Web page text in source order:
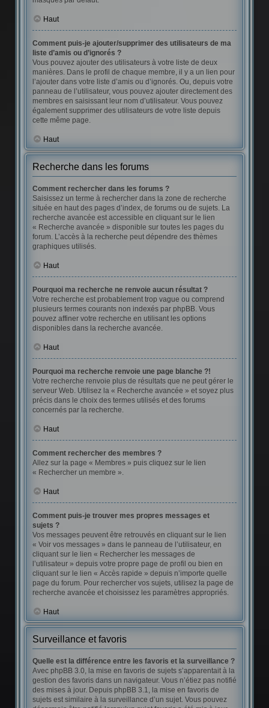
Haut
Comment puis-je ajouter/supprimer des utilisateurs de ma
liste d’amis ou d’ignorés ?
Vous pouvez ajouter des utilisateurs à votre liste de deux
manières. Dans le profil de chaque membre, il y a un lien pour
l’ajouter dans votre liste d’amis ou d’ignorés. Ou, depuis votre
panneau de l’utilisateur, vous pouvez ajouter directement des
membres en saisissant leur nom d’utilisateur. Vous pouvez
également supprimer des utilisateurs de votre liste depuis
cette même page.
Haut
Recherche dans les forums
Comment rechercher dans les forums ?
Saisissez un terme à rechercher dans la zone de recherche
située en haut des pages d’index, de forums ou de sujets. La
recherche avancée est accessible en cliquant sur le lien
« Recherche avancée » disponible sur toutes les pages du
forum. L’accès à la recherche peut dépendre des thèmes
graphiques utilisés.
Haut
Pourquoi ma recherche ne renvoie aucun résultat ?
Votre recherche est probablement trop vague ou comprend
plusieurs termes courants non indexés par phpBB. Vous
pouvez affiner votre recherche en utilisant les options
disponibles dans la recherche avancée.
Haut
Pourquoi ma recherche renvoie une page blanche ?!
Votre recherche renvoie plus de résultats que ne peut gérer le
serveur Web. Utilisez la « Recherche avancée » et soyez plus
précis dans le choix des termes utilisés et des forums
concernés par la recherche.
Haut
Comment rechercher des membres ?
Allez sur la page « Membres » puis cliquez sur le lien
« Rechercher un membre ».
Haut
Comment puis-je trouver mes propres messages et
sujets ?
Vos messages peuvent être retrouvés en cliquant sur le lien
« Voir vos messages » dans le panneau de l’utilisateur, en
cliquant sur le lien « Rechercher les messages de
l’utilisateur » depuis votre propre page de profil ou bien en
cliquant sur le lien « Accès rapide » depuis n’importe quelle
page du forum. Pour rechercher vos sujets, utilisez la page de
recherche avancée et choisissez les paramètres appropriés.
Haut
Surveillance et favoris
Quelle est la différence entre les favoris et la surveillance ?
Avec phpBB 3.0, la mise en favoris de sujets s’apparentait à la
gestion des favoris dans un navigateur. Vous n’étiez pas notifié
des mises à jour. Depuis phpBB 3.1, la mise en favoris de
sujets est similaire à la surveillance d’un sujet. Vous pouvez